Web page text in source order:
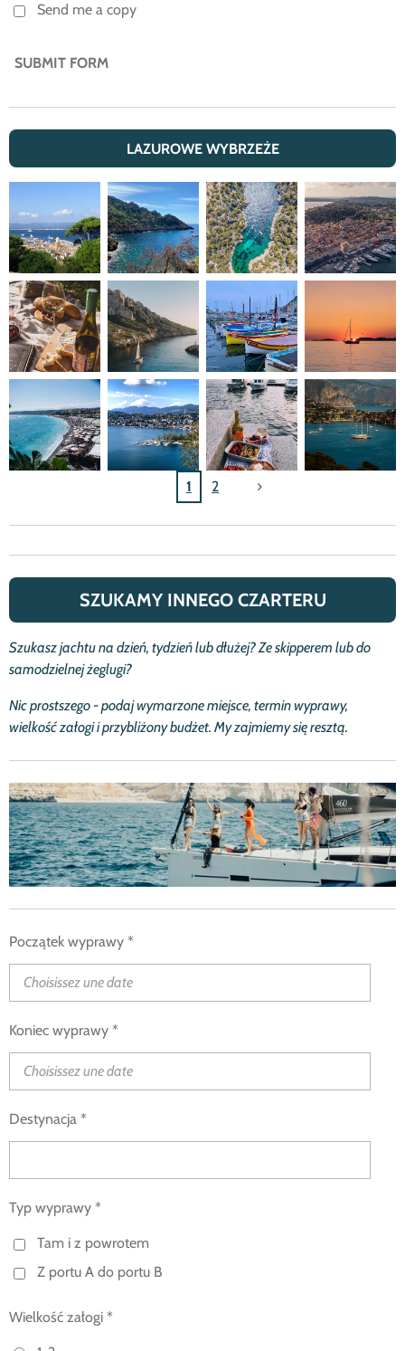
Send me a copy
SUBMIT FORM
LAZUROWE WYBRZEŻE
1 2
SZUKAMY INNEGO CZARTERU
Szukasz jachtu na dzień, tydzieńlub dłużej? Ze skipperem lub do
samodzielnejżeglugi?
Nic prostszego - podaj wymarzone miejsce, termin wyprawy,
wielkośćzałogi i przybliżony budżet. My zajmiemy się resztą.
Początek wyprawy *
Koniec wyprawy *
Destynacja *
Typ wyprawy *
Tam i z powrotem
Z portu A do portu B
Wielkość załogi *